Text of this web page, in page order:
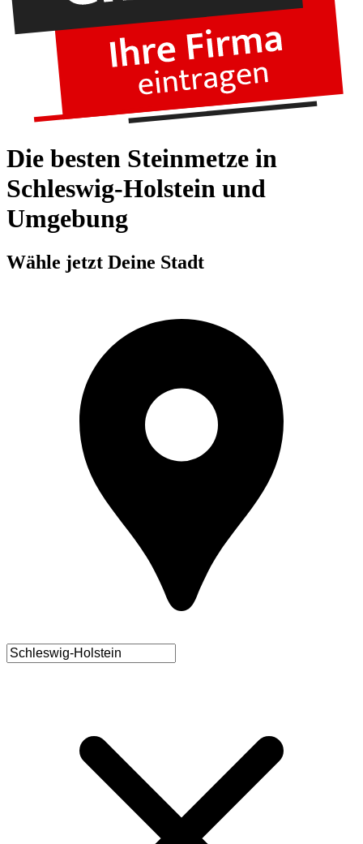
Die besten Steinmetze in
Schleswig-Holstein und
Umgebung
Wähle jetzt Deine Stadt